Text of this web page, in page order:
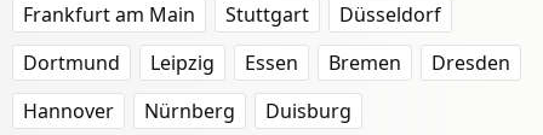
Frankfurt am Main
Stuttgart
Düsseldorf
Dortmund
Leipzig Essen Bremen
Dresden
Hannover
Nürnberg Duisburg